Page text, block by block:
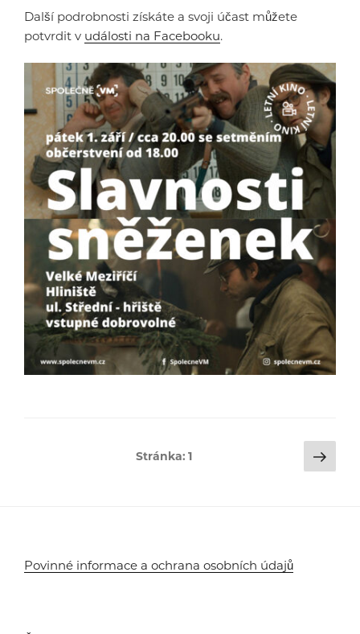
Další podrobnosti získáte a svoji účast můžete
potvrdit v události na Facebooku.
Stránka:1
Povinné informace a ochrana osobních údajů